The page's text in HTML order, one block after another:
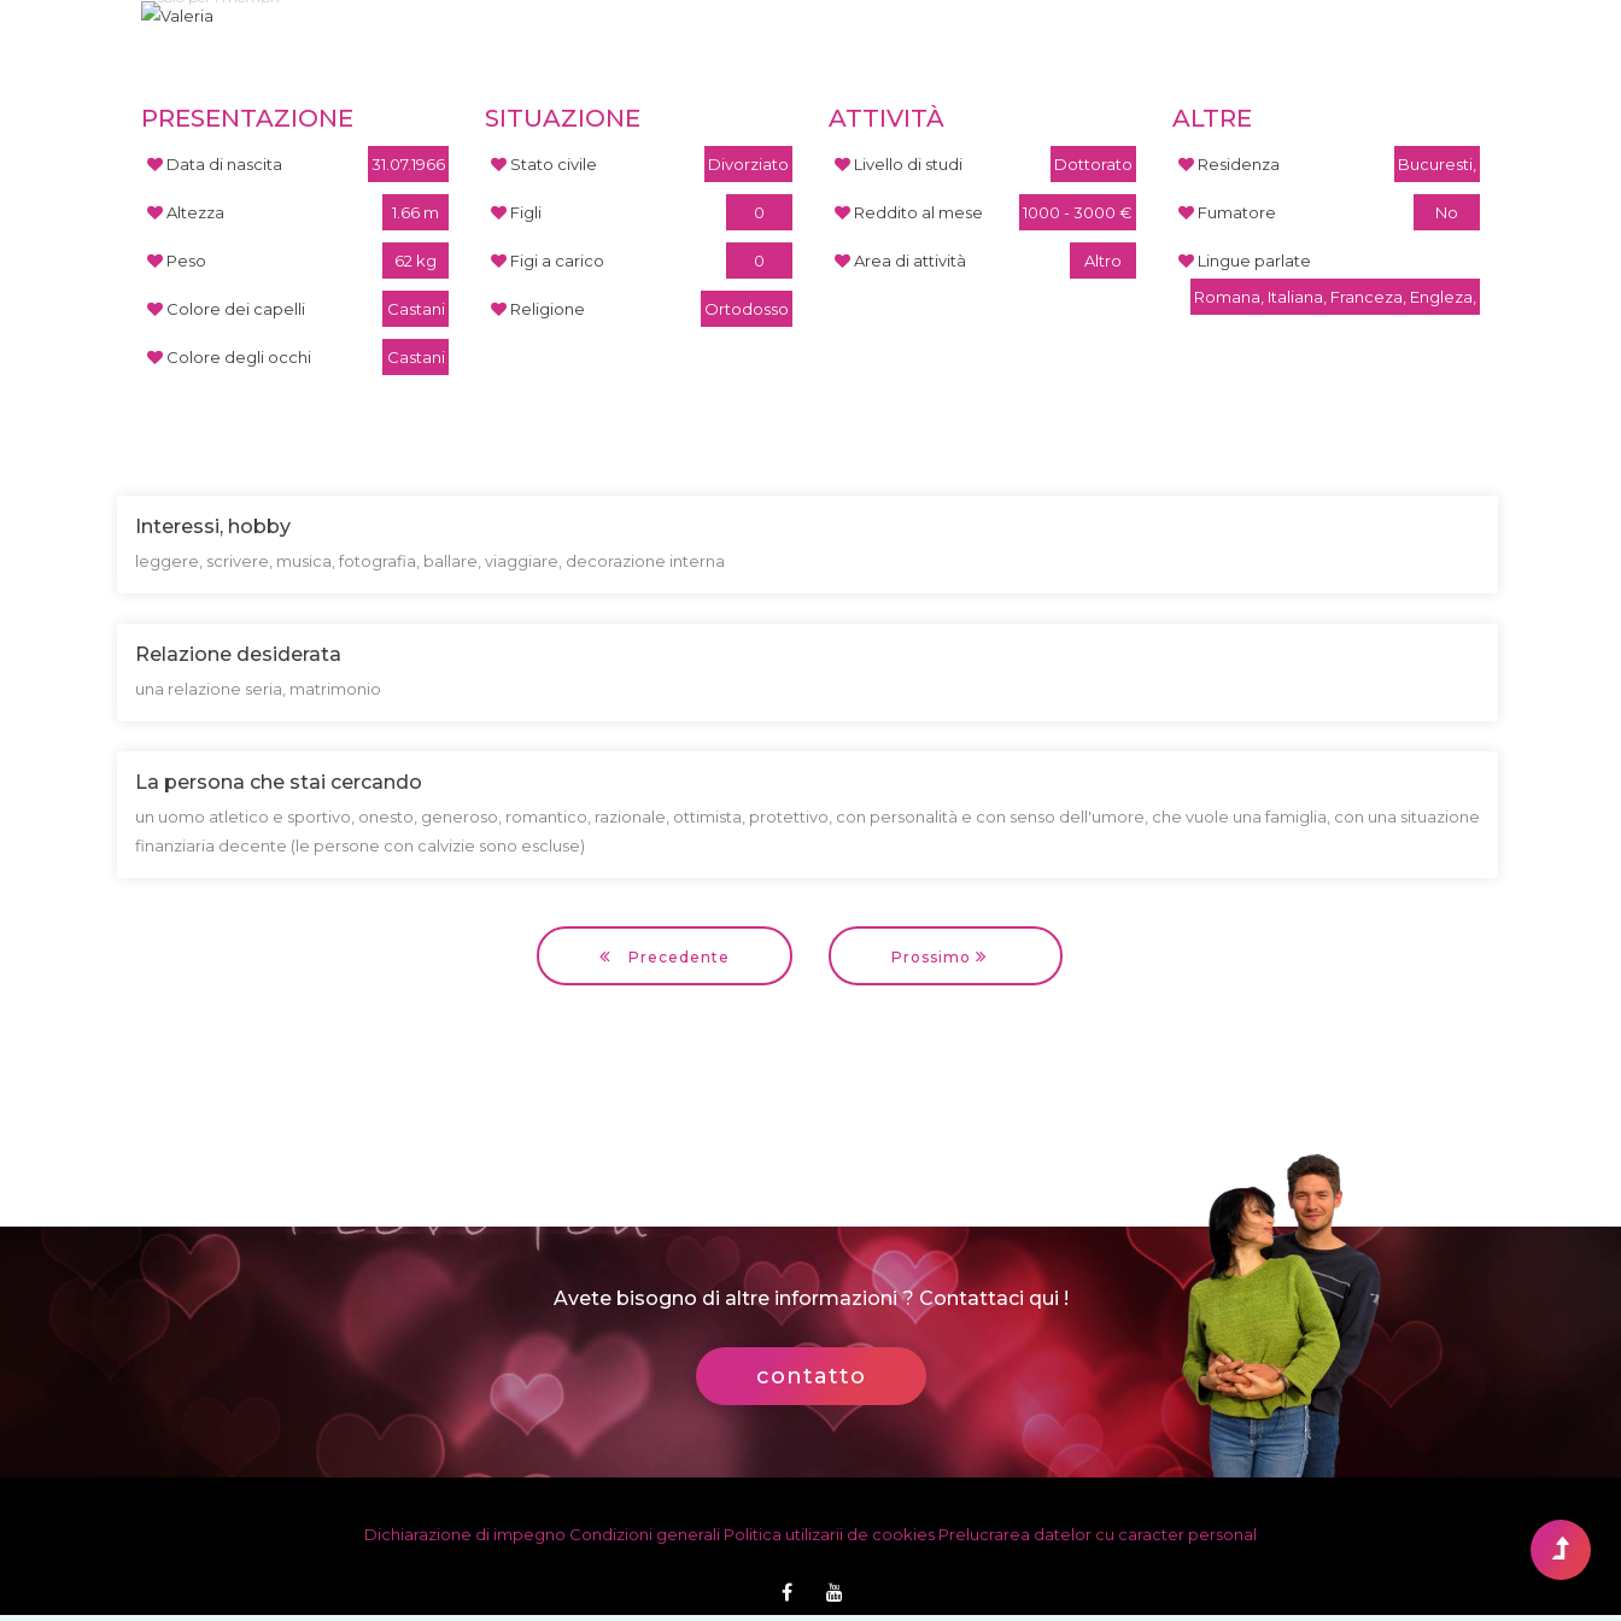
PRESENTAZIONE
Data di nascita 31.07.1966
Altezza 1.66 m
Peso 62 kg
Colore dei capelli Castani
Colore degli occhi Castani
SITUAZIONE
Stato civile Divorziato
Figli 0
Figi a carico 0
Religione Ortodosso
ATTIVITÀ
Livello di studi Dottorato
Reddito al mese 1000 - 3000 €
Area di attività Altro
ALTRE
Residenza Bucuresti,
Fumatore No
Lingue parlate
Romana, Italiana, Franceza, Engleza,
Interessi, hobby
leggere, scrivere, musica, fotografia, ballare, viaggiare, decorazione interna
Relazione desiderata
una relazione seria, matrimonio
La persona che stai cercando
un uomo atletico e sportivo, onesto, generoso, romantico, razionale, ottimista, protettivo, con personalità e con senso dell'umore, che vuole una famiglia, con una situazione
finanziaria decente (le persone con calvizie sono escluse)
Precedente Prossimo
Avete bisogno di altre informazioni ? Contattaci qui !
contatto
Dichiarazione di impegno Condizioni generali Politica utilizarii de cookies Prelucrarea datelor cu caracter personal